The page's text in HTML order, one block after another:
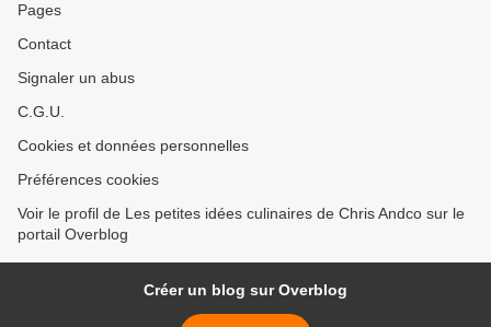
Pages
Contact
Signaler un abus
C.G.U.
Cookies et données personnelles
Préférences cookies
Voir le profil de Les petites idées culinaires de Chris Andco sur le
portail Overblog
Créer un blog sur Overblog